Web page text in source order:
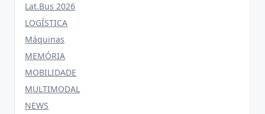
Lat.Bus 2026
LOGÍSTICA
Máquinas
MEMÓRIA
MOBILIDADE
MULTIMODAL
NEWS